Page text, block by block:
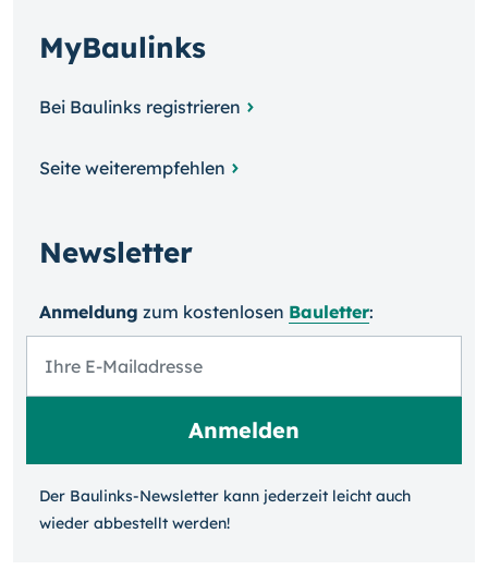
MyBaulinks
Bei Baulinks registrieren
Seite weiterempfehlen
Newsletter
Anmeldung zum kosten­losen Bauletter:
Der Baulinks-Newsletter kann jeder­zeit leicht auch
wieder ab­bestellt werden!